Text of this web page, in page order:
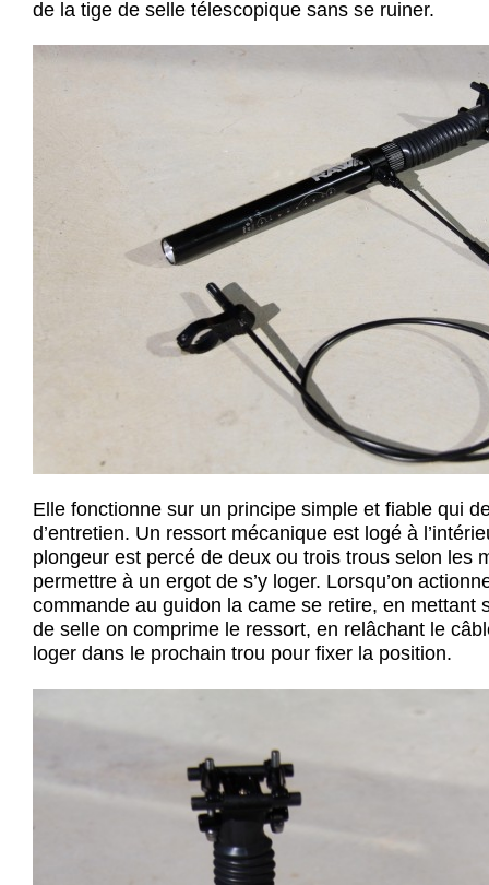
de la tige de selle télescopique sans se ruiner.
Elle fonctionne sur un principe simple et fiable qui
d’entretien. Un ressort mécanique est logé à
plongeur est percé de deux ou trois trous selon les
permettre à un ergot de s’y loger. Lorsqu’on
commande au guidon la came se retire, en mettant
de selle on comprime le ressort, en relâchant le
loger dans le prochain trou pour fixer la position.